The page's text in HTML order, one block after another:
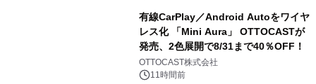
有線CarPlay／Android Autoをワイヤ
レス化 「Mini Aura」 OTTOCASTが
発売、2色展開で8/31まで40％OFF！
OTTOCAST株式会社
11時間前